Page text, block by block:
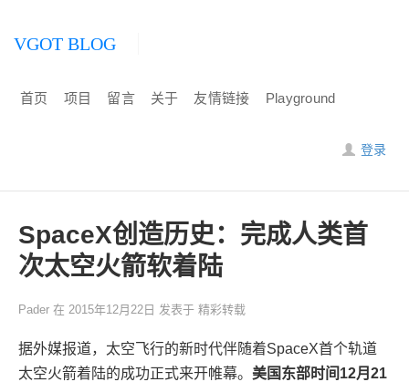
VGOT BLOG
首页 项目 留言 关于 友情链接 Playground
登录
SpaceX创造历史：完成人类首
次太空火箭软着陆
Pader 在 2015年12月22日 发表于 精彩转载
据外媒报道，太空飞行的新时代伴随着SpaceX首个轨道
太空火箭着陆的成功正式来开帷幕。 美国东部时间12月21